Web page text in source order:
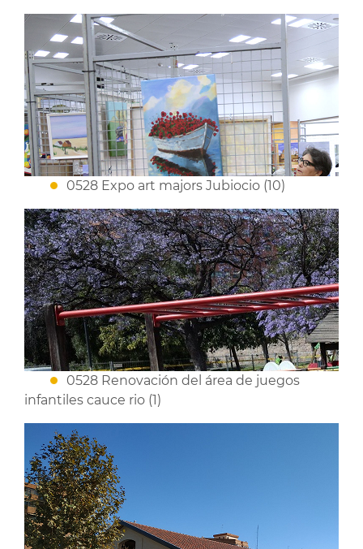
0528 Expo art majors Jubiocio (10)
0528 Renovación del área de juegos
infantiles cauce rio (1)